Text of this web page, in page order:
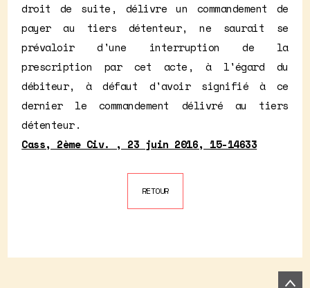
droit de suite, délivre un commandement de
payer au tiers détenteur, ne saurait se
prévaloir d'une interruption de la
prescription par cet acte, à l'égard du
débiteur, à défaut d'avoir signifié à ce
dernier le commandement délivré au tiers
détenteur.
Cass, 2ème Civ. , 23 juin 2016, 15-14633
RETOUR